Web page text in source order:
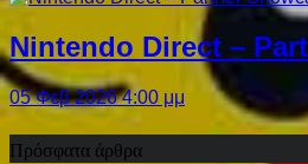
Nintendo Direct –
05 Φεβ 2026 4:00 μμ
Πρόσφατα άρθρα